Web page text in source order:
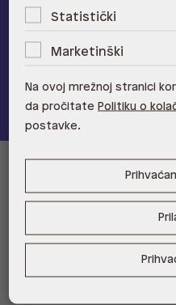
Statistički
Marketinški
Na ovoj mrežnoj stranici
da pročitate Politiku o
postavke.